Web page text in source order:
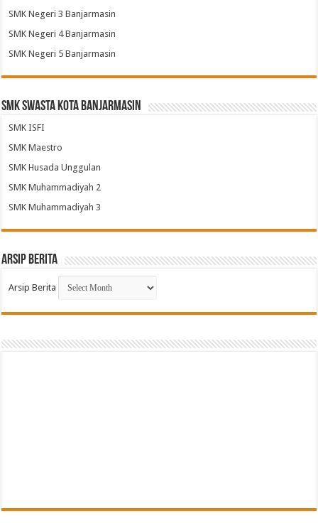
SMK Negeri 3 Banjarmasin
SMK Negeri 4 Banjarmasin
SMK Negeri 5 Banjarmasin
SMK Swasta Kota Banjarmasin
SMK ISFI
SMK Maestro
SMK Husada Unggulan
SMK Muhammadiyah 2
SMK Muhammadiyah 3
Arsip Berita
Arsip Berita
G